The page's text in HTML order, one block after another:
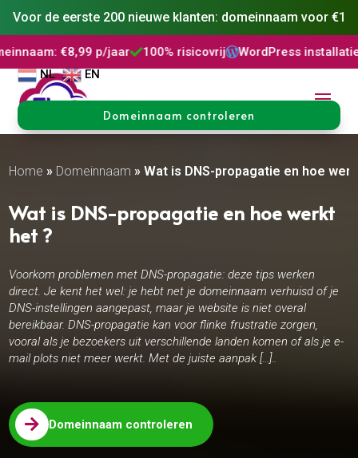
Voor de eerste 200 nieuwe klanten: domeinnaam voor €1
p/jaar 100% risicovrijWordPress installatie DNS
NL
EN
Domeinnaam controleren
Home » Domeinnaam »Wat is DNS-propagatie en hoe
Wat is DNS-propagatie en hoe werkt
het ?
Voorkom problemen met DNS-propagatie: deze tips werken
direct. Je kent het wel: je hebt net je domeinnaam verhuisd of je
DNS-instellingen aangepast, maar je website is niet overal
bereikbaar. DNS-propagatie kan voor flinke frustratie zorgen,
vooral als je bezoekers uit verschillende landen komen of als je e-
mail plots niet meer werkt. Met de juiste aanpak […]..
 Domeinnaam controleren